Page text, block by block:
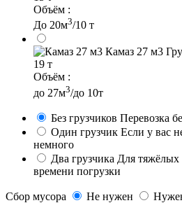
Объём :
До 20м3/10 т
Камаз 27 м3
19 т
Объём :
до 27м3/до 10т
Без грузчиков Перевозка
Один грузчик Если у вас
немного
Два грузчика Для тяжёлых
времени погрузки
Сбор мусора Не нужен